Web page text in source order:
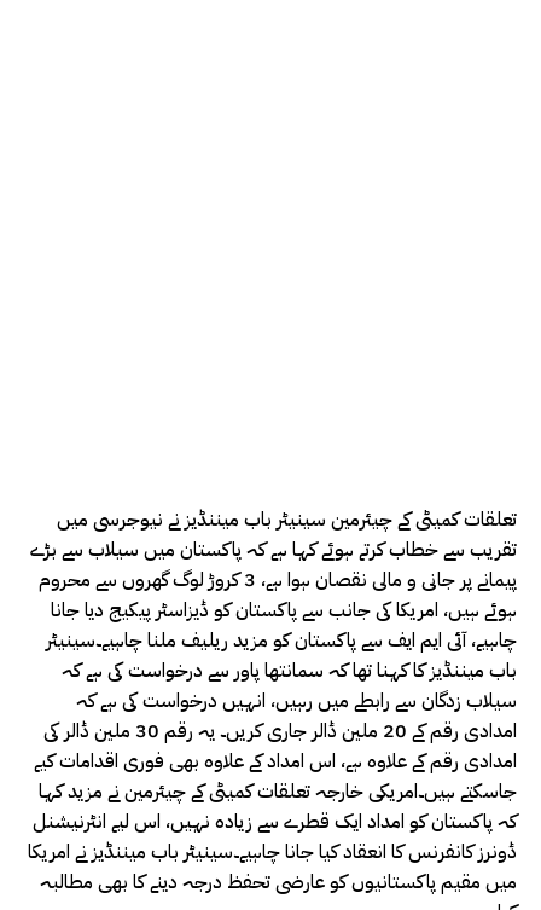
تعلقات کمیٹی کے چیئرمین سینیٹر باب میننڈیز نے نیوجرسی میں
تقریب سے خطاب کرتے ہوئے کہا ہے کہ پاکستان میں سیلاب سے بڑے
پیمانے پر جانی و مالی نقصان ہوا ہے، 3 کروڑ لوگ گھروں سے محروم
ہوئے ہیں، امریکا کی جانب سے پاکستان کو ڈیزاسٹر پیکیج دیا جانا
چاہیے، آئی ایم ایف سے پاکستان کو مزید ریلیف ملنا چاہیے۔سینیٹر
باب میننڈیز کا کہنا تھا کہ سمانتھا پاور سے درخواست کی ہے کہ
سیلاب زدگان سے رابطے میں رہیں، انہیں درخواست کی ہے کہ
امدادی رقم کے 20 ملین ڈالر جاری کریں۔ یہ رقم 30 ملین ڈالر کی
امدادی رقم کے علاوہ ہے، اس امداد کے علاوہ بھی فوری اقدامات کیے
جاسکتے ہیں۔امریکی خارجہ تعلقات کمیٹی کے چیئرمین نے مزید کہا
کہ پاکستان کو امداد ایک قطرے سے زیادہ نہیں، اس لیے انٹرنیشنل
ڈونرز کانفرنس کا انعقاد کیا جانا چاہیے۔سینیٹر باب میننڈیز نے امریکا
میں مقیم پاکستانیوں کو عارضی تحفظ درجہ دینے کا بھی مطالبہ